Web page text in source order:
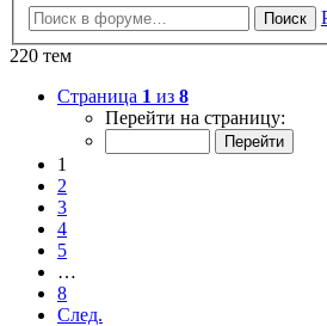
Поиск
220 тем
Страница 1 из 8
Перейти на страницу:
1
2
3
4
5
…
8
След.